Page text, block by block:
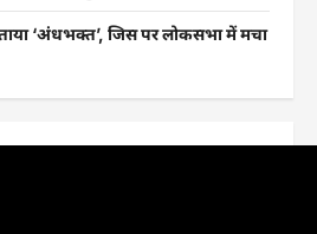
‘अंधभक्त’, जिस पर लोकसभा में मचा